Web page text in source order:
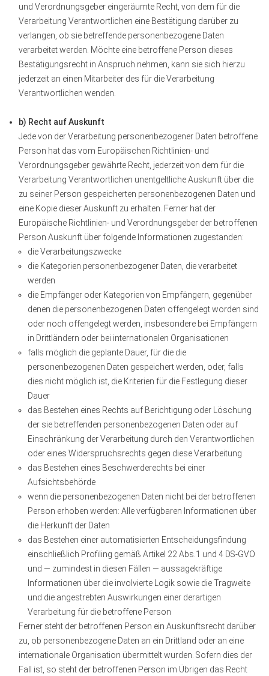
und Verordnungsgeber eingeräumte Recht, von dem für die
Verarbeitung Verantwortlichen eine Bestätigung darüber zu
verlangen, ob sie betreffende personenbezogene Daten
verarbeitet werden. Möchte eine betroffene Person dieses
Bestätigungsrecht in Anspruch nehmen, kann sie sich hierzu
jederzeit an einen Mitarbeiter des für die Verarbeitung
Verantwortlichen wenden.
b) Recht auf Auskunft
Jede von der Verarbeitung personenbezogener Daten betroffene
Person hat das vom Europäischen Richtlinien- und
Verordnungsgeber gewährte Recht, jederzeit von dem für die
Verarbeitung Verantwortlichen unentgeltliche Auskunft über die
zu seiner Person gespeicherten personenbezogenen Daten und
eine Kopie dieser Auskunft zu erhalten. Ferner hat der
Europäische Richtlinien- und Verordnungsgeber der betroffenen
Person Auskunft über folgende Informationen zugestanden:
die Verarbeitungszwecke
die Kategorien personenbezogener Daten, die verarbeitet
werden
die Empfänger oder Kategorien von Empfängern, gegenüber
denen die personenbezogenen Daten offengelegt worden sind
oder noch offengelegt werden, insbesondere bei Empfängern
in Drittländern oder bei internationalen Organisationen
falls möglich die geplante Dauer, für die die
personenbezogenen Daten gespeichert werden, oder, falls
dies nicht möglich ist, die Kriterien für die Festlegung dieser
Dauer
das Bestehen eines Rechts auf Berichtigung oder Löschung
der sie betreffenden personenbezogenen Daten oder auf
Einschränkung der Verarbeitung durch den Verantwortlichen
oder eines Widerspruchsrechts gegen diese Verarbeitung
das Bestehen eines Beschwerderechts bei einer
Aufsichtsbehörde
wenn die personenbezogenen Daten nicht bei der betroffenen
Person erhoben werden: Alle verfügbaren Informationen über
die Herkunft der Daten
das Bestehen einer automatisierten Entscheidungsfindung
einschließlich Profiling gemäß Artikel 22 Abs.1 und 4 DS-GVO
und — zumindest in diesen Fällen — aussagekräftige
Informationen über die involvierte Logik sowie die Tragweite
und die angestrebten Auswirkungen einer derartigen
Verarbeitung für die betroffene Person
Ferner steht der betroffenen Person ein Auskunftsrecht darüber
zu, ob personenbezogene Daten an ein Drittland oder an eine
internationale Organisation übermittelt wurden. Sofern dies der
Fall ist, so steht der betroffenen Person im Übrigen das Recht